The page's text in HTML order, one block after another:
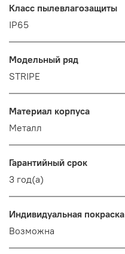
Класс пылевлагозащиты
IP65
Модельный ряд
STRIPE
Материал корпуса
Металл
Гарантийный срок
3 год(а)
Индивидуальная покраска
Возможна